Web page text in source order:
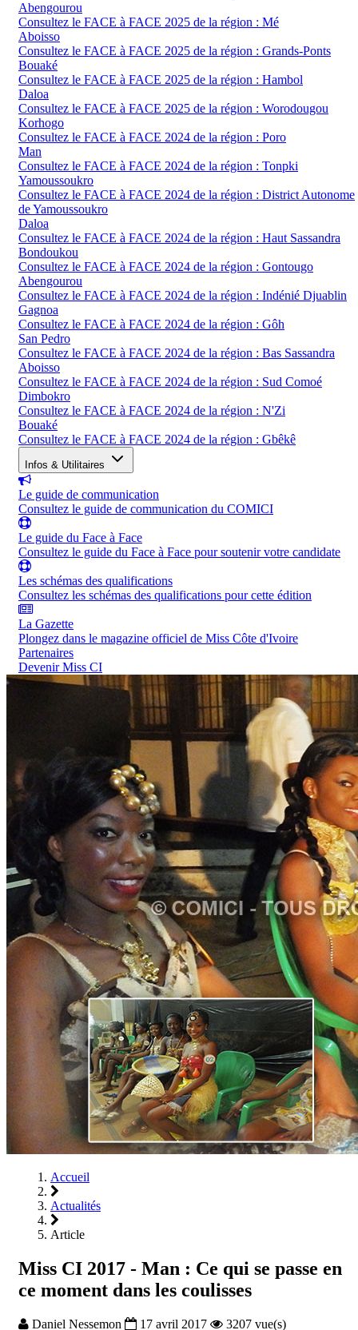
Abengourou
Consultez le FACE à FACE 2025 de la région : Mé
Aboisso
Consultez le FACE à FACE 2025 de la région : Grands-Ponts
Bouaké
Consultez le FACE à FACE 2025 de la région : Hambol
Daloa
Consultez le FACE à FACE 2025 de la région : Worodougou
Korhogo
Consultez le FACE à FACE 2024 de la région : Poro
Man
Consultez le FACE à FACE 2024 de la région : Tonpki
Yamoussoukro
Consultez le FACE à FACE 2024 de la région : District Autonome
de Yamoussoukro
Daloa
Consultez le FACE à FACE 2024 de la région : Haut Sassandra
Bondoukou
Consultez le FACE à FACE 2024 de la région : Gontougo
Abengourou
Consultez le FACE à FACE 2024 de la région : Indénié Djuablin
Gagnoa
Consultez le FACE à FACE 2024 de la région : Gôh
San Pedro
Consultez le FACE à FACE 2024 de la région : Bas Sassandra
Aboisso
Consultez le FACE à FACE 2024 de la région : Sud Comoé
Dimbokro
Consultez le FACE à FACE 2024 de la région : N'Zi
Bouaké
Consultez le FACE à FACE 2024 de la région : Gbêkê
Infos & Utilitaires
Le guide de communication
Consultez le guide de communication du COMICI
Le guide du Face à Face
Consultez le guide du Face à Face pour soutenir votre candidate
Les schémas des qualifications
Consultez les schémas des qualifications pour cette édition
La Gazette
Plongez dans le magazine officiel de Miss Côte d'Ivoire
Partenaires
Devenir Miss CI
Accueil
Actualités
Article
Miss CI 2017 - Man : Ce qui se passe en
ce moment dans les coulisses
Daniel Nessemon 17 avril 2017 3207 vue(s)